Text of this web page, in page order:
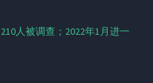
人被调查；2022年1月进一